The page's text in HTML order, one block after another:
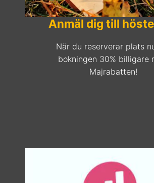
Anmäl dig till
När du reserverar plats
bokningen 30% billigare
Majrabatten!